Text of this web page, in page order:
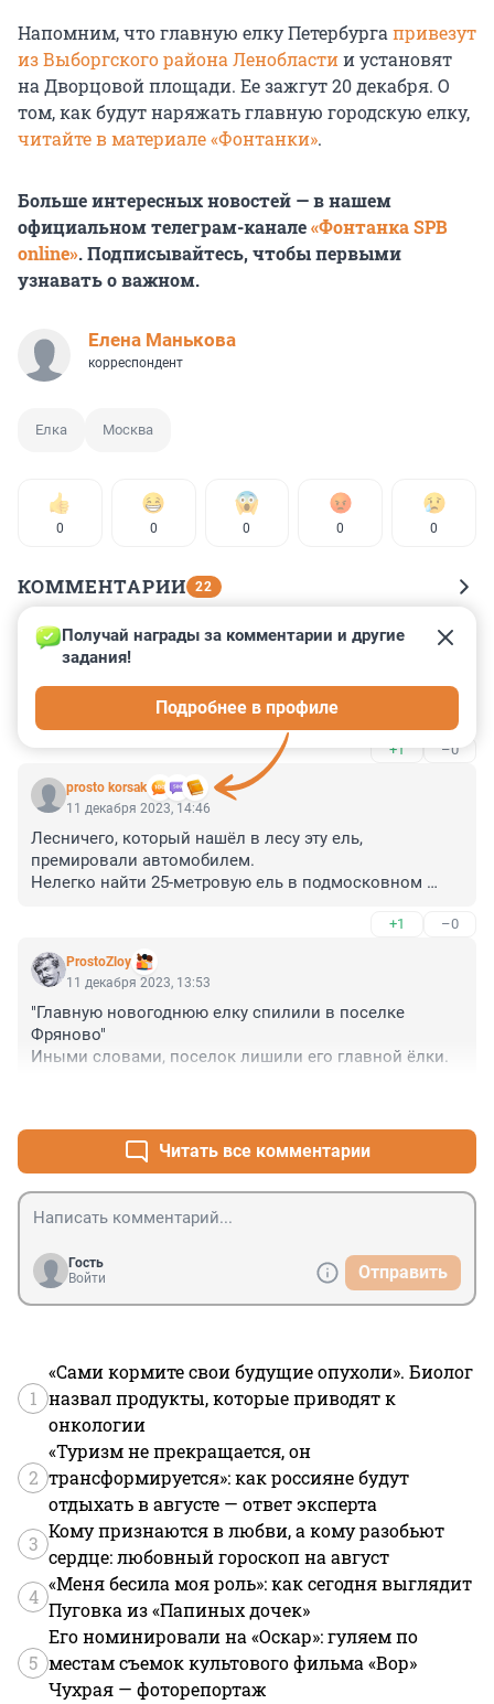
Напомним, что главную елку Петербурга привезут
из Выборгского района Ленобластии установят
на Дворцовой площади. Ее зажгут 20 декабря. О
том, как будут наряжать главную городскую елку,
читайте в материале «Фонтанки».
Больше интересных новостей — в нашем
официальном телеграм-канале«Фонтанка SPB
online». Подписывайтесь, чтобы первыми
узнавать о важном.
Елена Манькова
корреспондент
Елка Москва
0 0 0 0 0
КОММЕНТАРИИ 22
Гость
11 декабря 2023, 16:04
спилили, разворовали, украли - других новостей для
+1 –0
prosto korsak
Получай награды за комментарии и другие
задания!
Подробнее в профиле
11 декабря 2023, 14:46
Лесничего, который нашёл в лесу эту ель,
премировали автомобилем.
Нелегко найти 25-метровую ель в подмосковном
+1 –0
ProstoZloy
11 декабря 2023, 13:53
"Главную новогоднюю елку спилили в поселке
Фряново"
Иными словами, поселок лишили его главной ёлки.
Читать все комментарии
Гость
Войти
Отправить
1
«Сами кормите свои будущие опухоли». Биолог
назвал продукты, которые приводят к
онкологии
2
«Туризм не прекращается, он
трансформируется»: как россияне будут
отдыхать в августе — ответ эксперта
3
Кому признаются в любви, а кому разобьют
сердце: любовный гороскоп на август
4
«Меня бесила моя роль»: как сегодня выглядит
Пуговка из «Папиных дочек»
5
Его номинировали на «Оскар»: гуляем по
местам съемок культового фильма «Вор»
Чухрая — фоторепортаж